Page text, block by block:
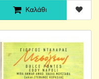
Καλάθι